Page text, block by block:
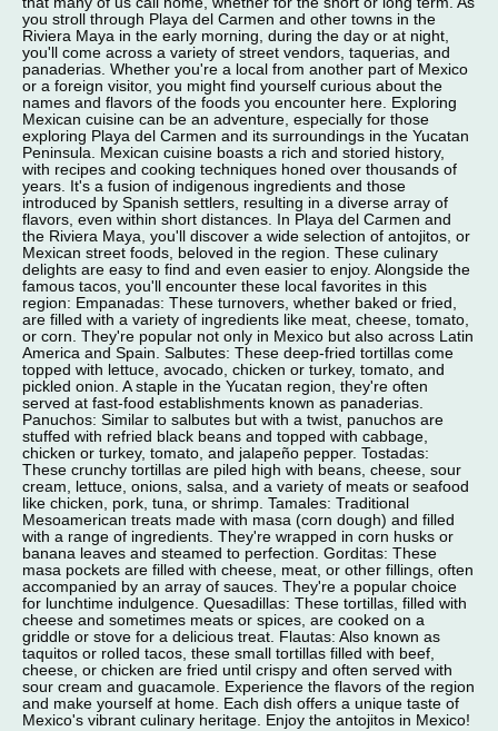
you stroll through Playa del Carmen and other towns in the
Riviera Maya in the early morning, during the day or at night,
you'll come across a variety of street vendors, taquerias, and
panaderias. Whether you're a local from another part of Mexico
or a foreign visitor, you might find yourself curious about the
names and flavors of the foods you encounter here. Exploring
Mexican cuisine can be an adventure, especially for those
exploring Playa del Carmen and its surroundings in the Yucatan
Peninsula. Mexican cuisine boasts a rich and storied history,
with recipes and cooking techniques honed over thousands of
years. It's a fusion of indigenous ingredients and those
introduced by Spanish settlers, resulting in a diverse array of
flavors, even within short distances. In Playa del Carmen and
the Riviera Maya, you'll discover a wide selection of antojitos, or
Mexican street foods, beloved in the region. These culinary
delights are easy to find and even easier to enjoy. Alongside the
famous tacos, you'll encounter these local favorites in this
region: Empanadas: These turnovers, whether baked or fried,
are filled with a variety of ingredients like meat, cheese, tomato,
or corn. They're popular not only in Mexico but also across Latin
America and Spain. Salbutes: These deep-fried tortillas come
topped with lettuce, avocado, chicken or turkey, tomato, and
pickled onion. A staple in the Yucatan region, they're often
served at fast-food establishments known as panaderias.
Panuchos: Similar to salbutes but with a twist, panuchos are
stuffed with refried black beans and topped with cabbage,
chicken or turkey, tomato, and jalapeño pepper. Tostadas:
These crunchy tortillas are piled high with beans, cheese, sour
cream, lettuce, onions, salsa, and a variety of meats or seafood
like chicken, pork, tuna, or shrimp. Tamales: Traditional
Mesoamerican treats made with masa (corn dough) and filled
with a range of ingredients. They're wrapped in corn husks or
banana leaves and steamed to perfection. Gorditas: These
masa pockets are filled with cheese, meat, or other fillings, often
accompanied by an array of sauces. They're a popular choice
for lunchtime indulgence. Quesadillas: These tortillas, filled with
cheese and sometimes meats or spices, are cooked on a
griddle or stove for a delicious treat. Flautas: Also known as
taquitos or rolled tacos, these small tortillas filled with beef,
cheese, or chicken are fried until crispy and often served with
sour cream and guacamole. Experience the flavors of the region
and make yourself at home. Each dish offers a unique taste of
Mexico's vibrant culinary heritage. Enjoy the antojitos in Mexico!